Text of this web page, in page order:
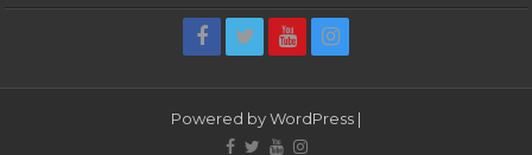
Powered byWordPress |